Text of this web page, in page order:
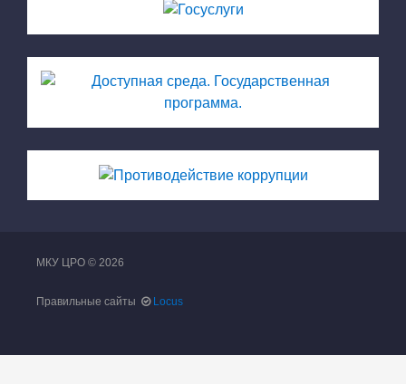
МКУ ЦРО © 2026
Правильные сайты Locus